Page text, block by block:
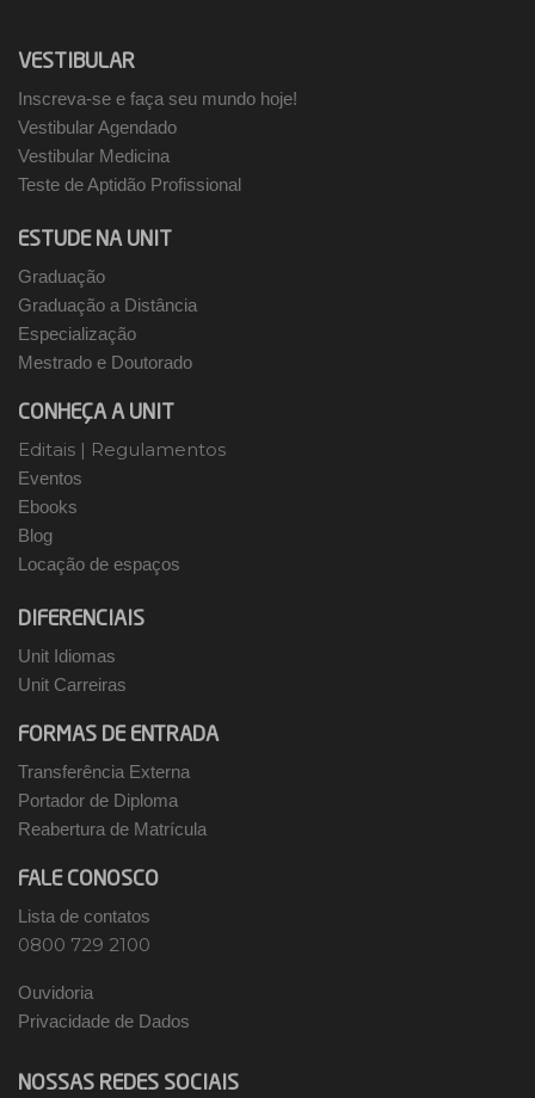
VESTIBULAR
Inscreva-se e faça seu mundo hoje!
Vestibular Agendado
Vestibular Medicina
Teste de Aptidão Profissional
ESTUDE NA UNIT
Graduação
Graduação a Distância
Especialização
Mestrado e Doutorado
CONHEÇA A UNIT
Editais | Regulamentos
Eventos
Ebooks
Blog
Locação de espaços
DIFERENCIAIS
Unit Idiomas
Unit Carreiras
FORMAS DE ENTRADA
Transferência Externa
Portador de Diploma
Reabertura de Matrícula
FALE CONOSCO
Lista de contatos
0800 729 2100
Ouvidoria
Privacidade de Dados
NOSSAS REDES SOCIAIS